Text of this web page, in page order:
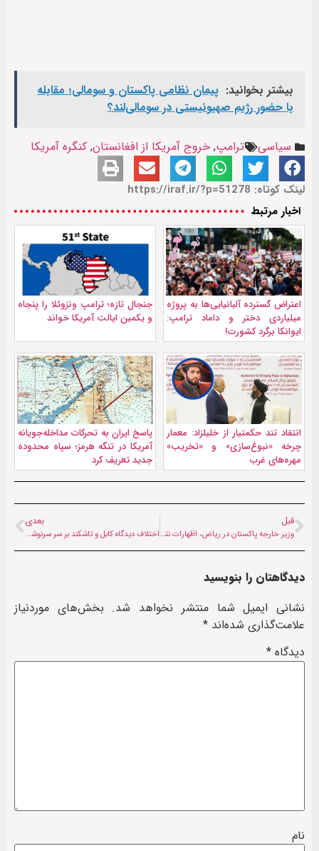
بیشتر بخوانید: پیمان نظامی پاکستان و سومالی؛ مقابله
با حضور رژيم صهیونیستی در سومالی‌لند؟
سیاسی ترامپ, خروج آمریکا از افغانستان, کنگره آمریکا
لینک کوتاه: https://iraf.ir/?p=51278
اخبار مرتبط
اعتراض گسترده آلبانیایی‌ها به پروژه
میلیاردی دختر و داماد ترامپ:
ایوانکا برگرد کشورت!
جنجال تازه؛ ترامپ ونزوئلا را پنجاه
و یکمین ایالت آمریکا خواند
انتقاد تند حکمتیار از خلیلزاد: معمار
چرخه‌ «نبوغ‌سازی» و «تخریب»
مهره‌های غرب
پاسخ ایران به تحرکات مداخله‌جویانه
آمریکا در تنگه هرمز؛ سپاه محدوده
جدید تعریف کرد
قبل
وزیر خارجه پاکستان در ریاض، اظهارات نتانیاهو درباره تمامیت ارضی عربستان را محکوم کرد
بعدی
اختلاف دیدگاه کابل و تاشکند بر سر سرنوشت هلیکوپترهای افغانستان در ازبکستان
دیدگاهتان را بنویسید
نشانی ایمیل شما منتشر نخواهد شد. بخش‌های موردنیاز
علامت‌گذاری شده‌اند *
دیدگاه *
نام